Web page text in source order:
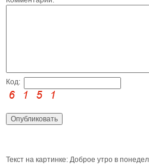
Код:
Текст на картинке: Доброе утро в